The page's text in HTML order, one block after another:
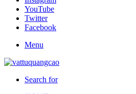
YouTube
Twitter
Facebook
Menu
Search for